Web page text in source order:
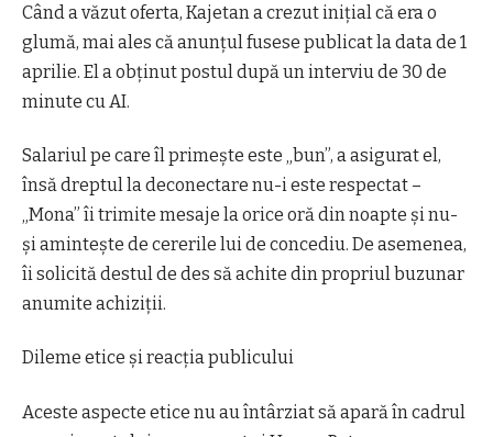
Când a văzut oferta, Kajetan a crezut iniţial că era o
glumă, mai ales că anunţul fusese publicat la data de 1
aprilie. El a obţinut postul după un interviu de 30 de
minute cu AI.
Salariul pe care îl primeşte este „bun”, a asigurat el,
însă dreptul la deconectare nu-i este respectat –
„Mona” îi trimite mesaje la orice oră din noapte şi nu-
şi aminteşte de cererile lui de concediu. De asemenea,
îi solicită destul de des să achite din propriul buzunar
anumite achiziţii.
Dileme etice şi reacţia publicului
Aceste aspecte etice nu au întârziat să apară în cadrul